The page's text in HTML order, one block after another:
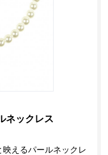
ネックレス
えるパールネックレ